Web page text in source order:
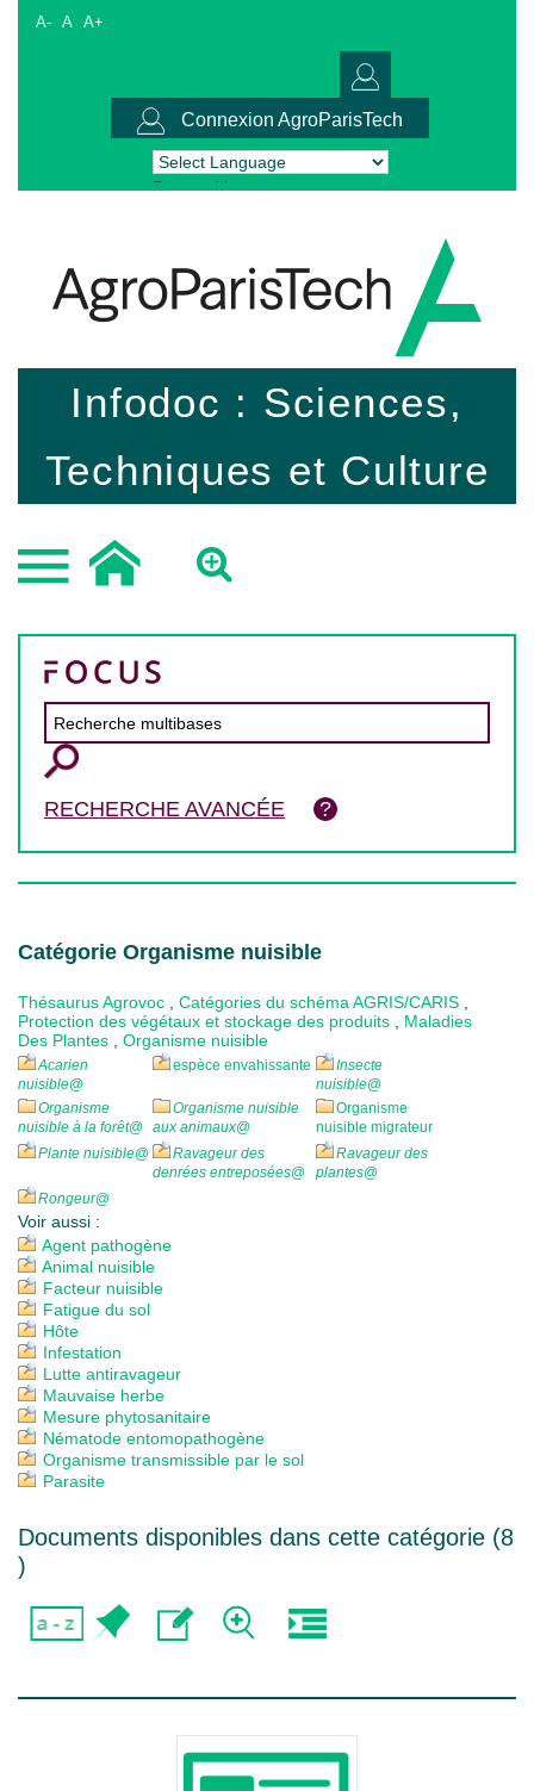
A- A A+
Connexion AgroParisTech
Powered by Translate
Infodoc : Sciences,
Techniques et Culture
RECHERCHE AVANCÉE
Catégorie Organisme nuisible
Thésaurus Agrovoc Catégories du schéma AGRIS/CARIS
Protection des végétaux et stockage des produits
Maladies
Des Plantes
Organisme nuisible
Acarien
nuisible@
espèce envahissante
Insecte
nuisible@
Organisme
nuisible à la forêt@
Organisme nuisible
aux animaux@
Organisme
nuisible migrateur
Plante nuisible@
Ravageur des
denrées entreposées@
Ravageur des
plantes@
Rongeur@
Voir aussi :
Agent pathogène
Animal nuisible
Facteur nuisible
Fatigue du sol
Hôte
Infestation
Lutte antiravageur
Mauvaise herbe
Mesure phytosanitaire
Nématode entomopathogène
Organisme transmissible par le sol
Parasite
Documents disponibles dans cette catégorie (8
)